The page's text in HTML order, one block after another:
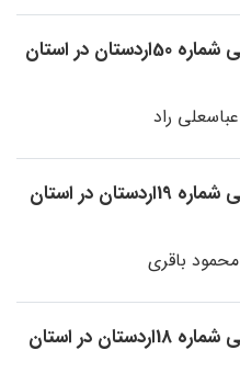
دفتر اسناد رسمی شماره 50اردستان در استان
عباسعلی راد
دفتر اسناد رسمی شماره 19اردستان در استان
محمود باقری
دفتر اسناد رسمی شماره 18اردستان در استان